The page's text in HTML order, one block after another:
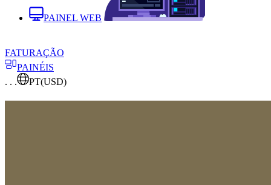
PAINEL WEB
FATURAÇÃO
PAINÉIS
. . .
PT(USD)